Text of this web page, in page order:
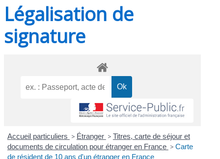
Légalisation de
signature
Accueil particuliers > Étranger > Titres, carte de séjour et
documents de circulation pour étranger en France > Carte
de résident de 10 ans d'un étranger en France